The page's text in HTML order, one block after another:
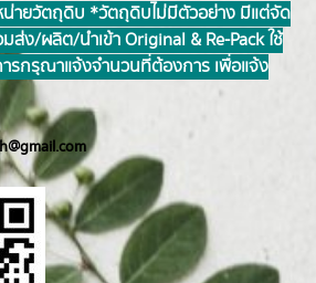
น่ายวัตถุดิบ *วัตถุดิบไม่มีตัวอย่าง มีแต่จัด
ง/ผลิต/นำเข้า Original & Re-Pack ใช้
ร กรุณาแจ้งจำนวนที่ต้องการ เพื่อแจ้ง